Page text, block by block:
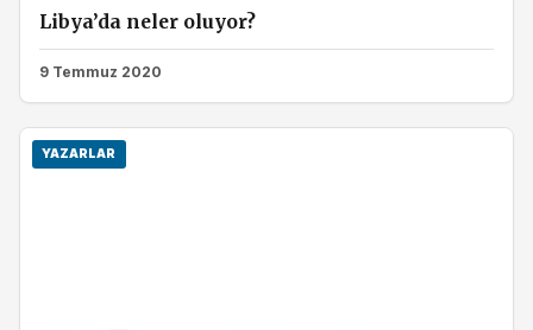
Libya’da neler oluyor?
9 Temmuz 2020
YAZARLAR